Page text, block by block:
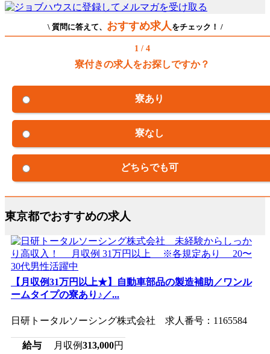
\ 質問に答えて、 おすすめ求人 をチェック！ /
1 / 4
寮付きの求人をお探しですか？
寮あり
寮なし
どちらでも可
東京都でおすすめの求人
【月収例31万円以上★】自動車部品の製造補助／ワンル
ームタイプの寮あり♪／...
日研トータルソーシング株式会社 求人番号：1165584
給与 月収例313,000円